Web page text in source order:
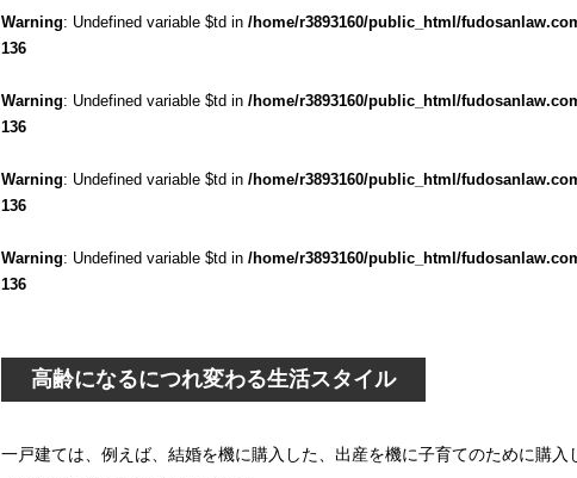
Warning: Undefined variable $td in /home/r3893160/public_html/
136
Warning: Undefined variable $td in /home/r3893160/public_html/
136
Warning: Undefined variable $td in /home/r3893160/public_html/
136
Warning: Undefined variable $td in /home/r3893160/public_html/
136
高齢になるにつれ変わる生活スタイル
一戸建ては、例えば、結婚を機に購入した、出産を機に子育てのために購